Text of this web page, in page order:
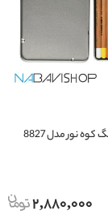
2,880,000